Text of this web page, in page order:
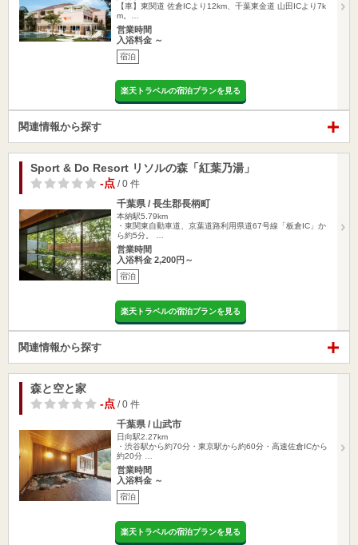
【車】東関道 佐倉ICより12km、千葉東金道 山田ICより7k
m。…
営業時間
入浴料金 ～
宿泊
楽天トラベルの宿泊プランを見る
関連情報から探す
Sport & Do Resort リソルの森「紅葉乃湯」
-点 / 0 件
千葉県 / 長生郡長柄町
本納駅5.79km
・東関東自動車道、京葉道路利用県道67号線「板倉IC」か
ら約5分。 …
営業時間
入浴料金 2,200円～
宿泊
楽天トラベルの宿泊プランを見る
関連情報から探す
森と空と家
-点 / 0 件
千葉県 / 山武市
日向駅2.27km
・渋谷駅から約70分・東京駅から約60分・高速佐倉ICから
約20分 …
営業時間
入浴料金 ～
宿泊
楽天トラベルの宿泊プランを見る